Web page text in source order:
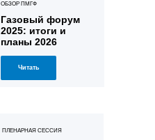
Газовый форум
2025: итоги и
планы 2026
ОБЗОР ПМГФ
Читать
ПЛЕНАРНАЯ СЕССИЯ